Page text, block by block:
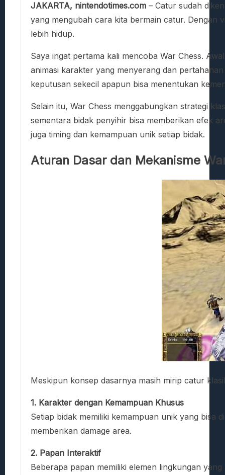
JAKARTA, nintendotimes.com – Catur sudah
yang mengubah cara kita bermain catur. Dengan
lebih hidup.
Saya ingat pertama kali mencoba War Chess.
animasi karakter yang menyerang dan
keputusan sekecil apapun bisa menentukan
Selain itu, War Chess menggabungkan strategi
sementara bidak penyihir bisa memberikan efek
juga timing dan kemampuan unik setiap bidak.
Aturan Dasar dan Mekanisme
Meskipun konsep dasarnya masih mirip catur
1. Karakter dengan Kemampuan Khusus
Setiap bidak memiliki kemampuan unik yang bisa
memberikan damage area.
2. Papan Interaktif
Beberapa papan memiliki elemen lingkungan